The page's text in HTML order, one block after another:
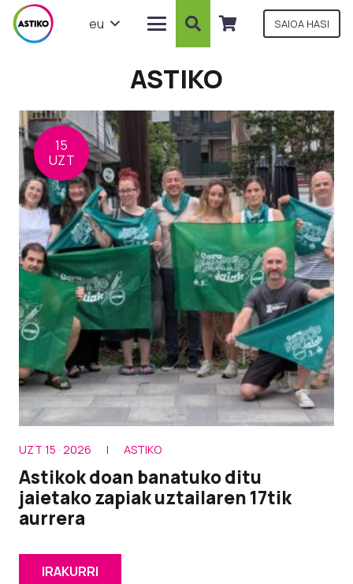
eu SAIOA HASI
ASTIKO
15
UZT
UZT 15 · 2026 | ASTIKO
Astikok doan banatuko ditu
jaietako zapiak uztailaren 17tik
aurrera
IRAKURRI